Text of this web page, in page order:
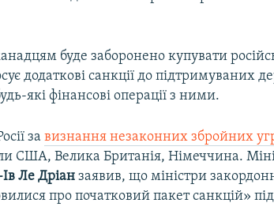
буде заборонено купувати
додаткові санкції до підтримуваних
які фінансові операції з ними.
завизнання незаконних збройних
США, Велика Британія, Німеччина.
Ле Дріан заявив, що міністри
про початковий пакет санкцій» під